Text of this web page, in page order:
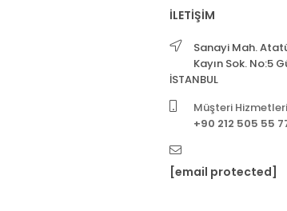
İLETİŞİM
Sanayi Mah.
Kayın Sok. No:5
İSTANBUL
Müşteri
+90 212 505 55
[email protected]